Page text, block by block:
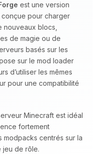
est une version
pour charger
nouveaux blocs,
de magie ou de
basés sur les
sur le mod loader
d’utiliser les mêmes
pour une compatibilité
Minecraft est idéal
fortement
centrés sur la
jeu de rôle.
pour me
ton petit
Dis-moi ce dont
remuer mes